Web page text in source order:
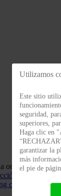
online de
de datos
online
Utilizamos
Este sitio
seguridad,
superiores,
Haga clic en
garantizar la
más
el pie de